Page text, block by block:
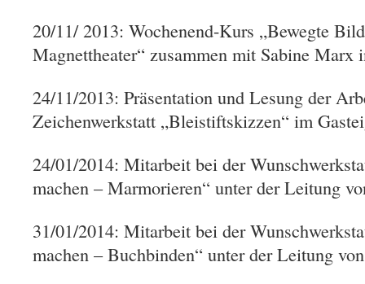
20/11/ 2013: Wochenend-Kurs „Bewegte
Magnettheater“ zusammen mit Sabine Marx
24/11/2013: Präsentation und Lesung der
Zeichenwerkstatt „Bleistiftskizzen“ im
24/01/2014: Mitarbeit bei der
machen – Marmorieren“ unter der Leitung
31/01/2014: Mitarbeit bei der
machen – Buchbinden“ unter der Leitung